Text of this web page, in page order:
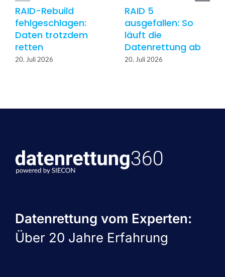
RAID-Rebuild
fehlgeschlagen:
Daten trotzdem
retten
20. Juli 2026
RAID 5
ausgefallen: So
läuft die
Datenrettung ab
20. Juli 2026
Datenrettung vom Experten:
Über 20 Jahre Erfahrung